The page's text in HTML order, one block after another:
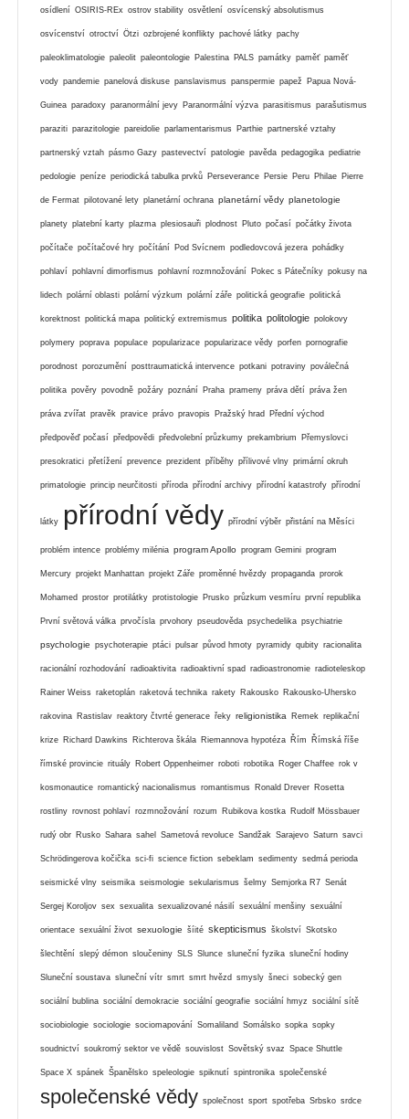
osídlení OSIRIS-REx ostrov stability osvětlení osvícenský absolutismus
osvícenství otroctví Ötzi ozbrojené konflikty pachové látky pachy
paleoklimatologie paleolit paleontologie Palestina PALS památky paměť paměť
vody pandemie panelová diskuse panslavismus panspermie papež Papua Nová-
Guinea paradoxy paranormální jevy Paranormální výzva parasitismus parašutismus
paraziti parazitologie pareidolie parlamentarismus Parthie partnerské vztahy
partnerský vztah pásmo Gazy pastevectví patologie pavěda pedagogika pediatrie
pedologie peníze periodická tabulka prvků Perseverance Persie Peru Philae Pierre
de Fermat pilotované lety planetární ochrana planetární vědy planetologie
planety platební karty plazma plesiosauři plodnost Pluto počasí počátky života
počítače počítačové hry počítání Pod Svícnem podledovcová jezera pohádky
pohlaví pohlavní dimorfismus pohlavní rozmnožování Pokec s Pátečníky pokusy na
lidech polární oblasti polární výzkum polární záře politická geografie politická
korektnost politická mapa politický extremismus politika politologie polokovy
polymery poprava populace popularizace popularizace vědy porfen pornografie
porodnost porozumění posttraumatická intervence potkani potraviny poválečná
politika pověry povodně požáry poznání Praha prameny práva dětí práva žen
práva zvířat pravěk pravice právo pravopis Pražský hrad Přední východ
předpověď počasí předpovědi předvolební průzkumy prekambrium Přemyslovci
presokratici přetížení prevence prezident příběhy přílivové vlny primární okruh
primatologie princip neurčitosti příroda přírodní archivy přírodní katastrofy přírodní
látky přírodní vědy přírodní výběr přistání na Měsíci
problém intence problémy milénia program Apollo program Gemini program
Mercury projekt Manhattan projekt Záře proměnné hvězdy propaganda prorok
Mohamed prostor protilátky protistologie Prusko průzkum vesmíru první republika
První světová válka prvočísla prvohory pseudověda psychedelika psychiatrie
psychologie psychoterapie ptáci pulsar původ hmoty pyramidy qubity racionalita
racionální rozhodování radioaktivita radioaktivní spad radioastronomie radioteleskop
Rainer Weiss raketoplán raketová technika rakety Rakousko Rakousko-Uhersko
rakovina Rastislav reaktory čtvrté generace řeky religionistika Remek replikační
krize Richard Dawkins Richterova škála Riemannova hypotéza Řím Římská říše
římské provincie rituály Robert Oppenheimer roboti robotika Roger Chaffee rok v
kosmonautice romantický nacionalismus romantismus Ronald Drever Rosetta
rostliny rovnost pohlaví rozmnožování rozum Rubikova kostka Rudolf Mössbauer
rudý obr Rusko Sahara sahel Sametová revoluce Sandžak Sarajevo Saturn savci
Schrödingerova kočička sci-fi science fiction sebeklam sedimenty sedmá perioda
seismické vlny seismika seismologie sekularismus šelmy Semjorka R7 Senát
Sergej Koroljov sex sexualita sexualizované násilí sexuální menšiny sexuální
orientace sexuální život sexuologie šíité skepticismus školství Skotsko
šlechtění slepý démon sloučeniny SLS Slunce sluneční fyzika sluneční hodiny
Sluneční soustava sluneční vítr smrt smrt hvězd smysly šneci sobecký gen
sociální bublina sociální demokracie sociální geografie sociální hmyz sociální sítě
sociobiologie sociologie sociomapování Somaliland Somálsko sopka sopky
soudnictví soukromý sektor ve vědě souvislost Sovětský svaz Space Shuttle
Space X spánek Španělsko speleologie spiknutí spintronika společenské
společenské vědy společnost sport spotřeba Srbsko srdce